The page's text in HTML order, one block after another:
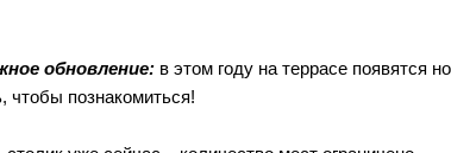
обновление: в этом году на террасе
чтобы познакомиться!